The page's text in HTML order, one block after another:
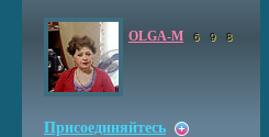
OLGA-M 6 9 8
Присоединяйтесь